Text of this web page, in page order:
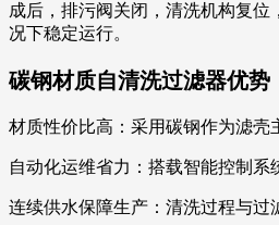
成后，排污阀关闭，清洗机构复
况下稳定运行。
碳钢材质自清洗过滤器优势
材质性价比高：采用碳钢作为滤壳
自动化运维省力：搭载智能控制系
连续供水保障生产：清洗过程与过